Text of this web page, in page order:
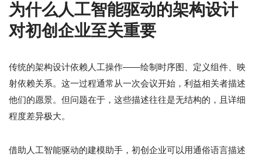
为什么人工智能驱动的架构设计
对初创企业至关重要
传统的架构设计依赖人工操作——绘制时序图、定义组件、映
射依赖关系。这一过程通常从一次会议开始，利益相关者描述
他们的愿景。但问题在于，这些描述往往是无结构的，且详细
程度差异极大。
借助人工智能驱动的建模助手，初创企业可以用通俗语言描述